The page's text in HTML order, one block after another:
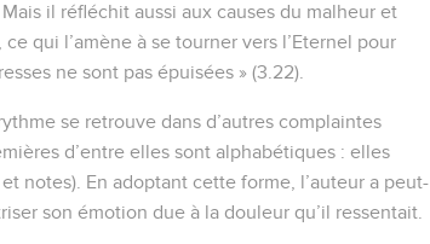
il réfléchit aussi aux causes du malheur et
qui l’amène à se tourner vers l’Eternel pour
ne sont pas épuisées » (3.22).
se retrouve dans d’autres complaintes
d’entre elles sont alphabétiques : elles
et notes). En adoptant cette forme, l’auteur a peut-
son émotion due à la douleur qu’il ressentait.